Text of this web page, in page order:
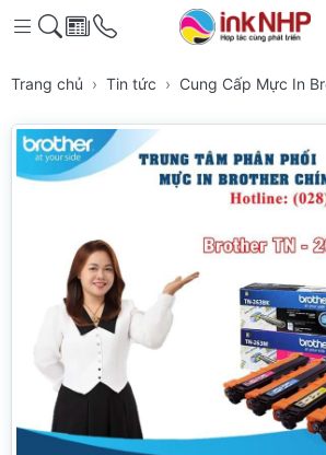
Trang chủ Tin tức Cung Cấp Mực In